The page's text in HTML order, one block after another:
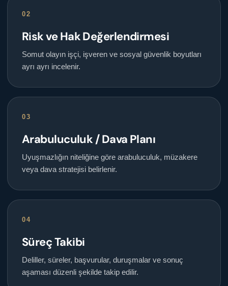
02
Risk ve Hak Değerlendirmesi
Somut olayın işçi, işveren ve sosyal güvenlik boyutları
ayrı ayrı incelenir.
03
Arabuluculuk / Dava Planı
Uyuşmazlığın niteliğine göre arabuluculuk, müzakere
veya dava stratejisi belirlenir.
04
Süreç Takibi
Deliller, süreler, başvurular, duruşmalar ve sonuç
aşaması düzenli şekilde takip edilir.